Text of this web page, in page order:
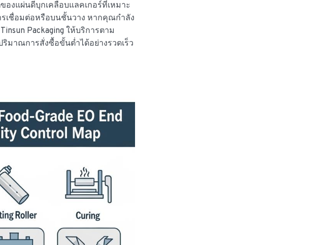
แผ่นดีบุกเคลือบแลคเกอร์ที่เหมาะ
เชื่อมต่อหรือบนชั้นวาง หากคุณกำลัง
Packaging ให้บริการตาม
มาณการสั่งซื้อขั้นต่ำได้อย่างรวดเร็ว